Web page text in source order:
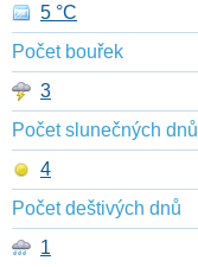
5 °C
Počet bouřek
3
Počet slunečných dnů
4
Počet deštivých dnů
1